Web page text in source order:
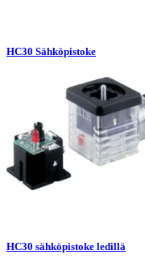
HC30 Sähköpistoke
HC30 sähköpistoke ledillä